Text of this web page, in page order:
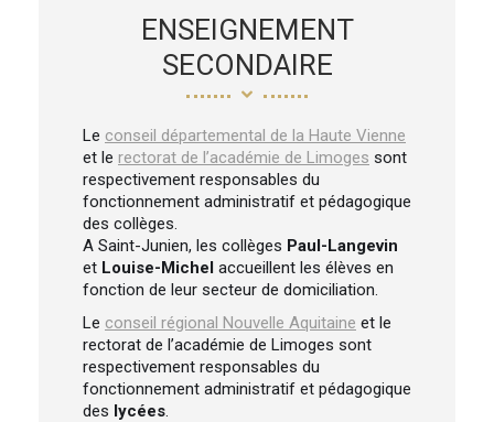
ENSEIGNEMENT
SECONDAIRE
Le conseil départemental de la Haute Vienne
et le rectorat de l’académie de Limoges sont
respectivement responsables du
fonctionnement administratif et pédagogique
des collèges.
A Saint-Junien, les collèges Paul-Langevin
et Louise-Michel accueillent les élèves en
fonction de leur secteur de domiciliation.
Le conseil régional Nouvelle Aquitaine et le
rectorat de l’académie de Limoges sont
respectivement responsables du
fonctionnement administratif et pédagogique
des lycées